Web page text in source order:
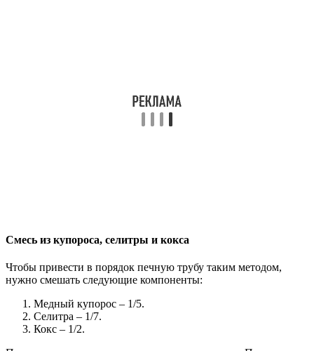
Смесь из купороса, селитры и кокса
Чтобы привести в порядок печную трубу таким методом,
нужно смешать следующие компоненты:
Медный купорос – 1/5.
Селитра – 1/7.
Кокс – 1/2.